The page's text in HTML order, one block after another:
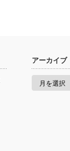
アーカイブ
ア